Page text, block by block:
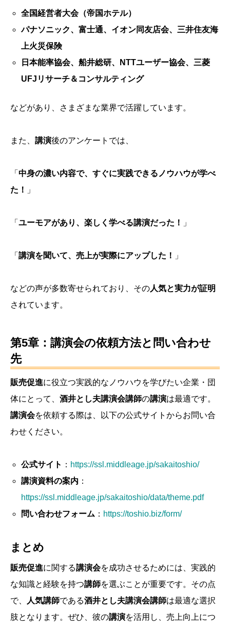
全国経営者大会（帝国ホテル）
パナソニック、富士通、イオン同友店会、三井住友海
上火災保険
日本能率協会、船井総研、NTTユーザー協会、三菱
UFJリサーチ＆コンサルティング
などがあり、さまざまな業界で活躍しています。
また、 講演後のアンケートでは、
「 中身の濃い内容で、すぐに実践できるノウハウが学べ
た！
」
「 ユーモアがあり、楽しく学べる講演だった！ 」
「 講演を聞いて、売上が実際にアップした！ 」
などの声が多数寄せられており、その人気と実力が証明
されています。
第5章：講演会の依頼方法と問い合わせ
先
販売促進に役立つ実践的なノウハウを学びたい企業・団
体にとって、 酒井とし夫講演会講師の講演は最適です。
講演会を依頼する際は、以下の公式サイトからお問い合
わせください。
公式サイト ： https://ssl.middleage.jp/sakaitoshio/
講演資料の案内 ：
https://ssl.middleage.jp/sakaitoshio/data/theme.pdf
問い合わせフォーム ： https://toshio.biz/form/
まとめ
販売促進に関する講演会を成功させるためには、実践的
な知識と経験を持つ講師を選ぶことが重要です。その点
で、
人気講師である酒井とし夫講演会講師は最適な選択
肢となります。ぜひ、彼の講演を活用し、売上向上につ